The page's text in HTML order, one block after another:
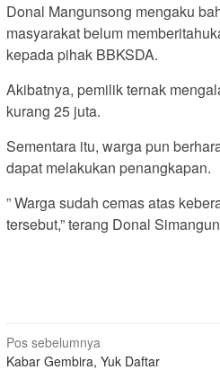
Donal Mangunsong mengaku
masyarakat belum
kepada pihak BBKSDA.
Akibatnya, pemilik ternak
kurang 25 juta.
Sementara itu, warga pun
dapat melakukan penangkapan.
” Warga sudah cemas atas
tersebut,” terang Donal
Navigasi
Pos sebelumnya
Kabar Gembira, Yuk Daftar